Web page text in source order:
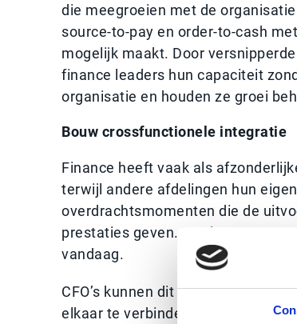
die meegroeien met de
source-to-pay en order-to-cash
mogelijk maakt. Door
finance leaders hun capaciteit
organisatie en houden ze groei
Bouw crossfunctionele integratie
Finance heeft vaak als
terwijl andere afdelingen hun
overdrachtsmomenten die de
prestaties geven. Het is een
vandaag.
CFO’s kunnen dit doorbreken
elkaar te verbinden. Wanneer